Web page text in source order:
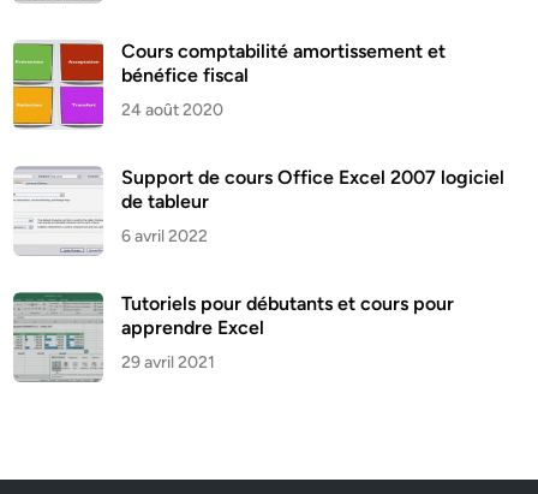
Cours comptabilité amortissement et
bénéfice fiscal
24 août 2020
Support de cours Office Excel 2007 logiciel
de tableur
6 avril 2022
Tutoriels pour débutants et cours pour
apprendre Excel
29 avril 2021